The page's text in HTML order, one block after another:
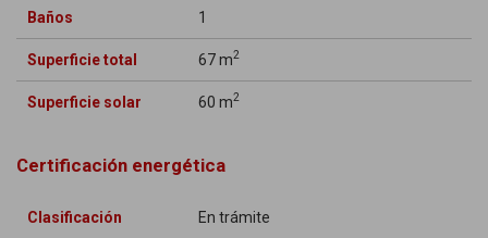
Baños 1
Superficie total 67 m2
Superficie solar 60 m2
Certificación energética
Clasificación En trámite